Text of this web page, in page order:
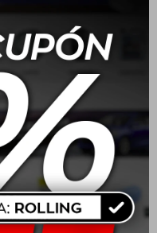
Batería Moura 70/75
Amp 48A/H - M48FD
positivo derecho